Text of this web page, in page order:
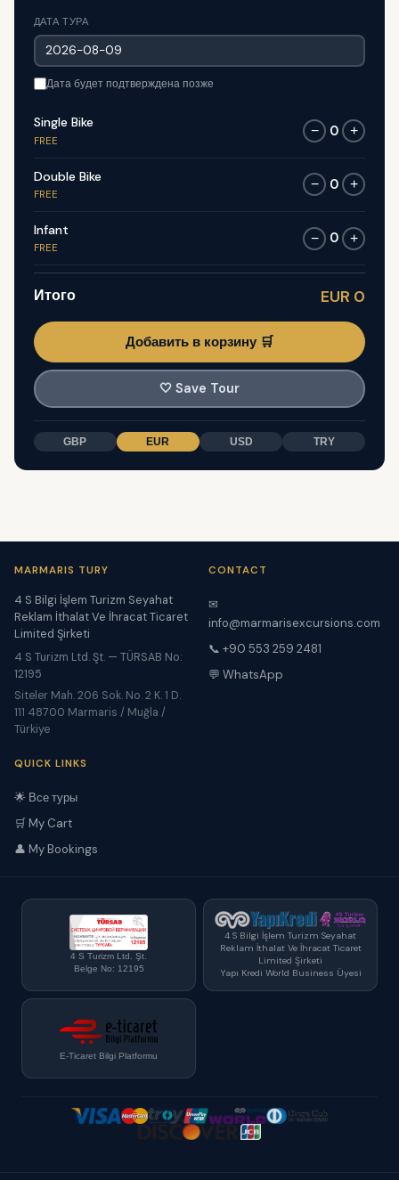
ДАТА ТУРА
Дата будет подтверждена позже
Single Bike
FREE
− 0 +
Double Bike
FREE
− 0 +
Infant
FREE
− 0 +
Итого EUR 0
Добавить в корзину 🛒
🤍 Save Tour
GBP EUR USD TRY
MARMARIS TURY
4 S Bilgi İşlem Turizm Seyahat
Reklam İthalat Ve İhracat Ticaret
Limited Şirketi
4 S Turizm Ltd. Şt. — TÜRSAB No:
12195
Siteler Mah. 206 Sok. No. 2 K. 1 D.
111 48700 Marmaris / Muğla /
Türkiye
CONTACT
✉
info@marmarisexcursions.com
📞 +90 553 259 2481
💬 WhatsApp
QUICK LINKS
🌟 Все туры
🛒 My Cart
👤 My Bookings
4 S Turizm Ltd. Şt.
Belge No: 12195
4 S Bilgi İşlem Turizm Seyahat
Reklam İthalat Ve İhracat Ticaret
Limited Şirketi
Yapı Kredi World Business Üyesi
E-Ticaret Bilgi Platformu